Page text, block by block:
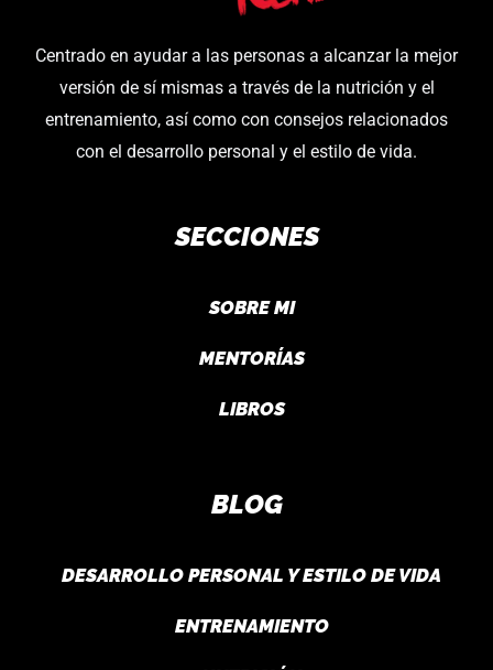
Centrado en ayudar a las personas a alcanzar la mejor
versión de sí mismas a través de la nutrición y el
entrenamiento, así como con consejos relacionados
con el desarrollo personal y el estilo de vida.
SECCIONES
SOBRE MI
MENTORÍAS
LIBROS
BLOG
DESARROLLO PERSONAL Y ESTILO DE VIDA
ENTRENAMIENTO